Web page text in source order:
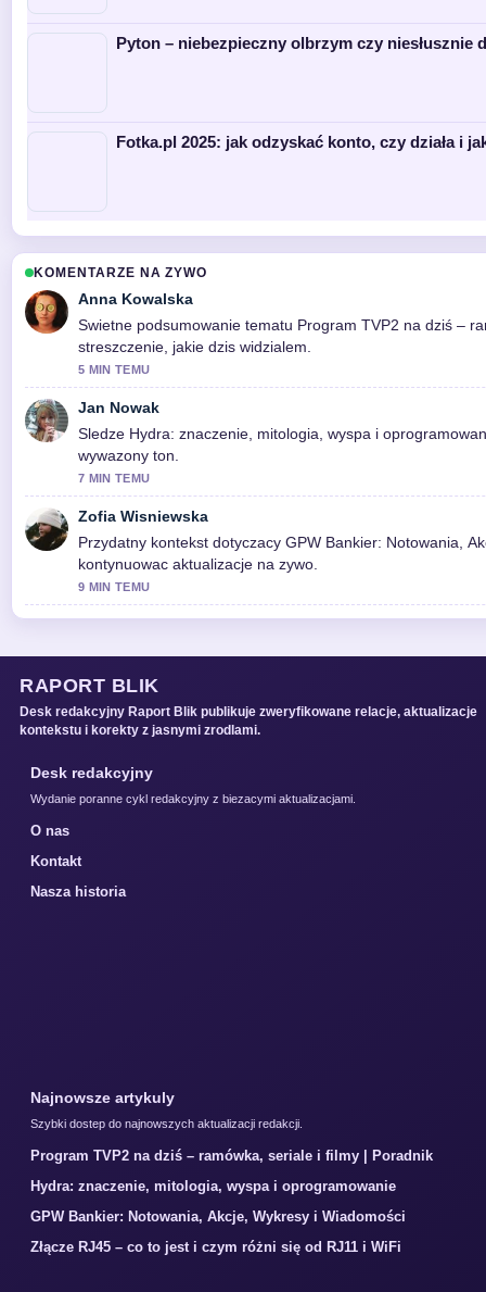
Pyton – niebezpieczny olbrzym czy niesłusznie
Fotka.pl 2025: jak odzyskać konto, czy działa i
KOMENTARZE NA ZYWO
Anna Kowalska
Swietne podsumowanie tematu Program TVP2 na dziś –
streszczenie, jakie dzis widzialem.
5 MIN TEMU
Jan Nowak
Sledze Hydra: znaczenie, mitologia, wyspa i
wywazony ton.
7 MIN TEMU
Zofia Wisniewska
Przydatny kontekst dotyczacy GPW Bankier: Notowania,
kontynuowac aktualizacje na zywo.
9 MIN TEMU
RAPORT BLIK
Desk redakcyjny Raport Blik publikuje zweryfikowane relacje, aktualizacje
kontekstu i korekty z jasnymi zrodlami.
Desk redakcyjny
Wydanie poranne cykl redakcyjny z biezacymi aktualizacjami.
O nas
Kontakt
Nasza historia
Najnowsze artykuly
Szybki dostep do najnowszych aktualizacji redakcji.
Program TVP2 na dziś – ramówka, seriale i filmy | Poradnik
Hydra: znaczenie, mitologia, wyspa i oprogramowanie
GPW Bankier: Notowania, Akcje, Wykresy i Wiadomości
Złącze RJ45 – co to jest i czym różni się od RJ11 i WiFi